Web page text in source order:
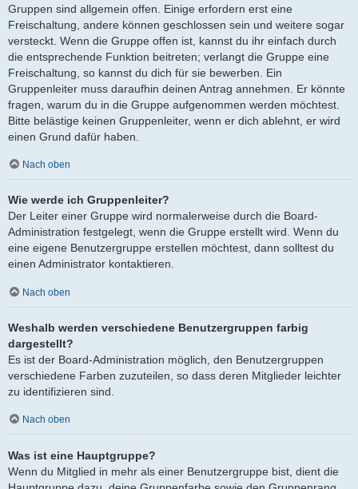
Gruppen sind allgemein offen. Einige erfordern erst eine
Freischaltung, andere können geschlossen sein und weitere sogar
versteckt. Wenn die Gruppe offen ist, kannst du ihr einfach durch
die entsprechende Funktion beitreten; verlangt die Gruppe eine
Freischaltung, so kannst du dich für sie bewerben. Ein
Gruppenleiter muss daraufhin deinen Antrag annehmen. Er könnte
fragen, warum du in die Gruppe aufgenommen werden möchtest.
Bitte belästige keinen Gruppenleiter, wenn er dich ablehnt, er wird
einen Grund dafür haben.
Nach oben
Wie werde ich Gruppenleiter?
Der Leiter einer Gruppe wird normalerweise durch die Board-
Administration festgelegt, wenn die Gruppe erstellt wird. Wenn du
eine eigene Benutzergruppe erstellen möchtest, dann solltest du
einen Administrator kontaktieren.
Nach oben
Weshalb werden verschiedene Benutzergruppen farbig
dargestellt?
Es ist der Board-Administration möglich, den Benutzergruppen
verschiedene Farben zuzuteilen, so dass deren Mitglieder leichter
zu identifizieren sind.
Nach oben
Was ist eine Hauptgruppe?
Wenn du Mitglied in mehr als einer Benutzergruppe bist, dient die